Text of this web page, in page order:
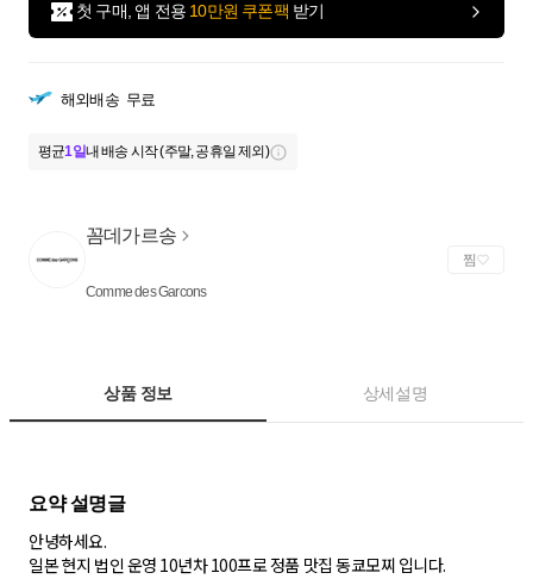
첫 구매, 앱 전용 10만원 쿠폰팩 받기
해외배송 무료
평균1일내 배송 시작 (주말, 공휴일 제외)
꼼데가르송
Comme des Garcons
찜
상품 정보 상세설명
요약 설명글
안녕하세요.
일본 현지 법인 운영 10년차 100프로 정품 맛집 동쿄모찌 입니다.